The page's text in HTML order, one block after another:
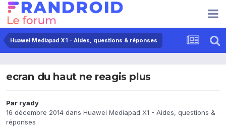
Huawei Mediapad X1 - Aides, questions & réponses
ecran du haut ne reagis plus
Par ryady
16 décembre 2014 dans Huawei Mediapad X1 - Aides, questions &
réponses